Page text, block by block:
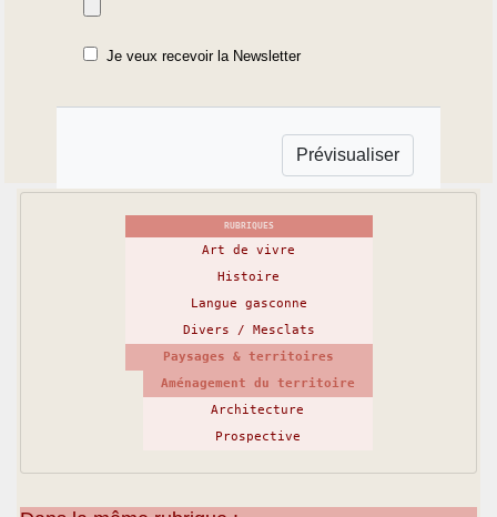
Je veux recevoir la Newsletter
RUBRIQUES
Art de vivre
Histoire
Langue gasconne
Divers / Mesclats
Paysages & territoires
Aménagement du territoire
Architecture
Prospective